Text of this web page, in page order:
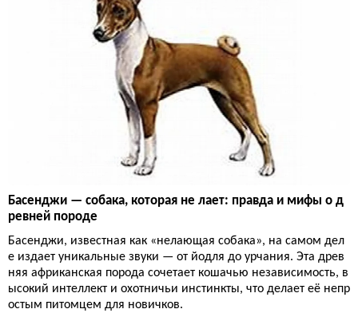
Басенджи — собака, которая не лает: правда и мифы о д
ревней породе
Басенджи, известная как «нелающая собака», на самом дел
е издает уникальные звуки — от йодля до урчания. Эта древ
няя африканская порода сочетает кошачью независимость, в
ысокий интеллект и охотничьи инстинкты, что делает её непр
остым питомцем для новичков.